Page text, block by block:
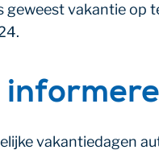
vakantie op
vakantiedagen